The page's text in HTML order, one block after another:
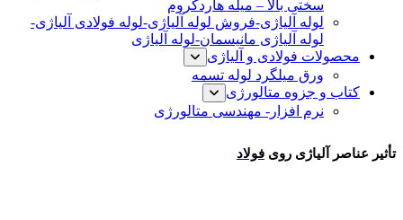
سختی بالا – میله هاردکروم
لوله آلیاژی-فروش لوله آلیاژی-لوله فولادی آلیاژی-
لوله آلیاژی مانیسمان-لوله آلیاژی
محصولات فولادی و آلیاژی
ورق میلگرد لوله تسمه
کتاب و جزوه متالورژی
نرم افزار- مهندسی متالورژی
تأثیر عناصر آلیاژی روی فولاد